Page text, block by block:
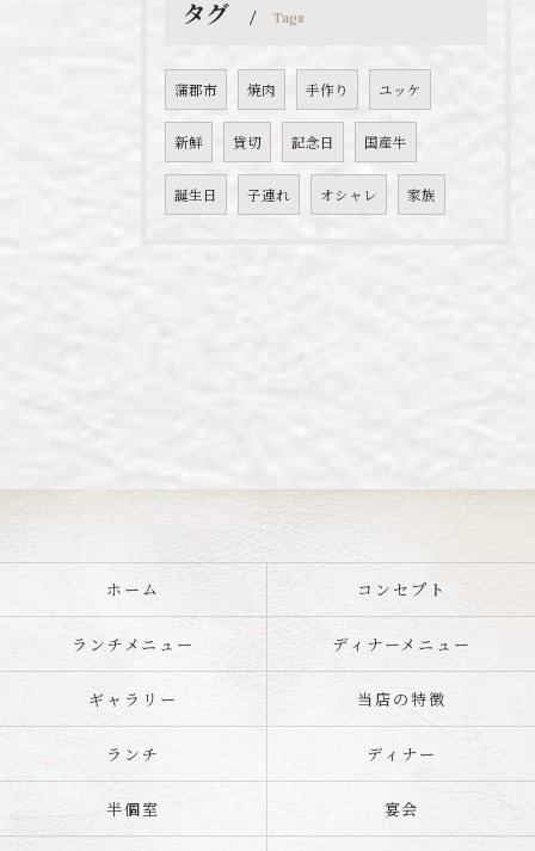
タグ Tags
蒲郡市 焼肉 手作り ユッケ
新鮮 貸切 記念日 国産牛
誕生日 子連れ オシャレ 家族
ホーム コンセプト
ランチメニュー ディナーメニュー
ギャラリー 当店の特徴
ランチ ディナー
半個室 宴会